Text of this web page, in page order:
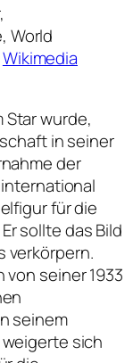
World
Wikimedia
Star wurde,
in seiner
der
für die
sollte das Bild
verkörpern.
seiner 1933
seinem
sich